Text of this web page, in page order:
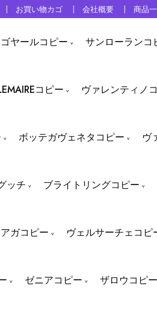
お買い物カゴ 会社概要 商品
ゴヤールコピー サンローランコ
コピー ヴァレンティノ
ボッテガヴェネタコピー ヴ
ッチ ブライトリングコピー
ガコピー ヴェルサーチェコピ
ゼニアコピー ザロウコピー